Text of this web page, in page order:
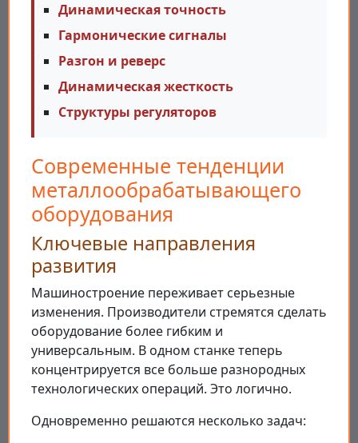
Динамическая точность
Гармонические сигналы
Разгон и реверс
Динамическая жесткость
Структуры регуляторов
Современные тенденции
металлообрабатывающего
оборудования
Ключевые направления
развития
Машиностроение переживает серьезные
изменения. Производители стремятся сделать
оборудование более гибким и
универсальным. В одном станке теперь
концентрируется все больше разнородных
технологических операций. Это логично.
Одновременно решаются несколько задач: